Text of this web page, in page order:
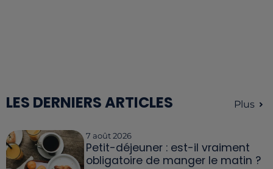
LES DERNIERS ARTICLES Plus
7 août 2026
Petit-déjeuner : est-il vraiment
obligatoire de manger le matin ?